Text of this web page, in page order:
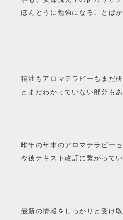
ほんとうに勉強になることばか
精油もアロマテラピーもまだ
とまだわかっていない部分も
昨年の年末のアロマテラピー
今後テキスト改訂に繋がって
最新の情報をしっかりと受け